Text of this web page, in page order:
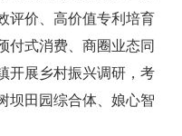
评价、高价值专利培育
付式消费、商圈业态同
开展乡村振兴调研，考
坝田园综合体、娘心智